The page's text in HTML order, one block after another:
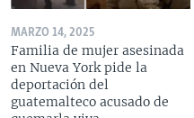
MARZO 14, 2025
Familia de mujer asesinada
en Nueva York pide la
deportación del
guatemalteco acusado de